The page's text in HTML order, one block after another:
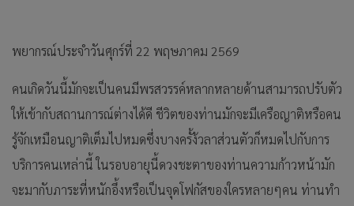
พยากรณ์ประจำวันศุกร์ที่ 22 พฤษภาคม 2569
คนเกิดวันนี้มักจะเป็นคนมีพรสวรรค์หลากหลายด้านสามารถปรับตัว
ให้เข้ากับสถานการณ์ต่างได้ดี ชีวิตของท่านมักจะมีเครือญาติหรือคน
รู้จักเหมือนญาติเต็มไปหมดซึ่งบางครั้ง้วลาส่วนตัวก็หมดไปกับการ
บริการคนเหล่านี้ ในรอบอายุนี้ดวงชะตาของท่านความก้าวหน้ามัก
จะมากับภาระที่หนักอึ้งหรือเป็นจุดโฟกัสของใครหลายๆคน ท่านทำ